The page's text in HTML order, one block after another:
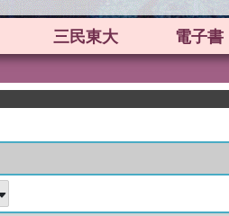
三民東大 電子書